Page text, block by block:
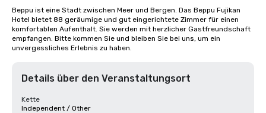
Beppu ist eine Stadt zwischen Meer und Bergen. Das Beppu Fujikan
Hotel bietet 88 geräumige und gut eingerichtete Zimmer für einen
komfortablen Aufenthalt. Sie werden mit herzlicher Gastfreundschaft
empfangen. Bitte kommen Sie und bleiben Sie bei uns, um ein
unvergessliches Erlebnis zu haben.
Details über den Veranstaltungsort
Kette
Independent / Other